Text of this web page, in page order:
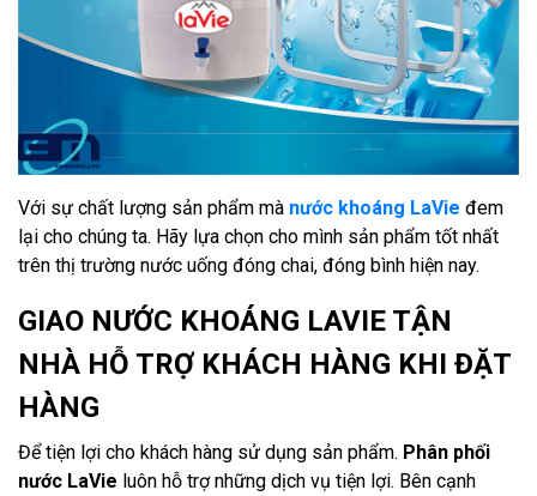
Với sự chất lượng sản phẩm mà nước khoáng LaVie đem
lại cho chúng ta. Hãy lựa chọn cho mình sản phẩm tốt nhất
trên thị trường nước uống đóng chai, đóng bình hiện nay.
GIAO NƯỚC KHOÁNG LAVIE TẬN
NHÀ HỖ TRỢ KHÁCH HÀNG KHI ĐẶT
HÀNG
Để tiện lợi cho khách hàng sử dụng sản phẩm. Phân phối
nước LaVie luôn hỗ trợ những dịch vụ tiện lợi. Bên cạnh